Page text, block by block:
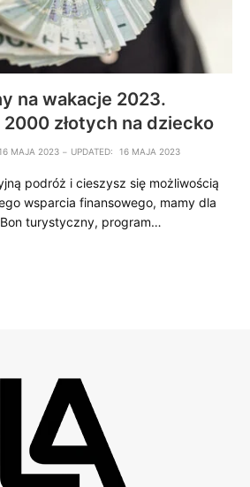
na wakacje 2023.
złotych na dziecko
MAJA 2023 UPDATED: 16 MAJA 2023
podróż i cieszysz się możliwością
wsparcia finansowego, mamy dla
turystyczny, program…